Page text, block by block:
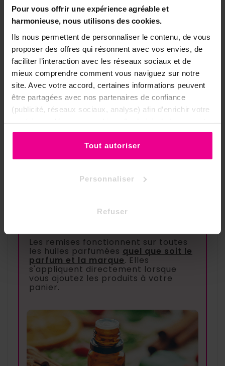
Pour vous offrir une expérience agréable et
harmonieuse, nous utilisons des cookies.
Ils nous permettent de personnaliser le contenu, de vous
proposer des offres qui résonnent avec vos envies, de
faciliter l’interaction avec les réseaux sociaux et de
mieux comprendre comment vous naviguez sur notre
site. Avec votre accord, certaines informations peuvent
être partagées avec nos partenaires de confiance
(publicité, réseaux sociaux, analyse) afin d’enrichir votre
ou de les refuser.
Tout autoriser
Personnaliser
Refuser
Tenir hors de portée des enfants.
•
Ne pas porter à la bouche ni ingérer.
•
Éviter le contact avec les yeux et les
zones sensibles ; aérez la pièce
pendant la diffusion.
•
La présence d'allergènes peut
entraîner une réaction chez les
personnes sensibles.
Remises quantitatives
sur les huiles parfumées
10 huiles
-6 %
Les remises fonctionnent sur toutes
les huiles parfumées quel que soit le
parfum et la marque. Elles
s'appliquent directement lorsque
vous ajoutez les produits à votre
panier.